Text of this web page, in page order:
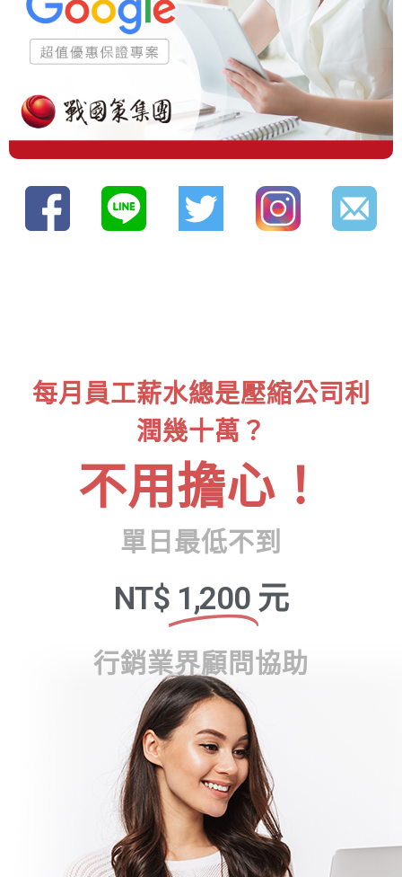
每月員工薪水總是壓縮公司利
潤幾十萬？
不用擔心！
單日最低不到
NT$ 1,200 元
行銷業界顧問協助